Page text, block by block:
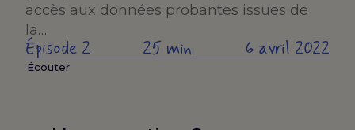
accès aux données probantes issues de
la…
Épisode 2 25 min 6 avril 2022
Écouter